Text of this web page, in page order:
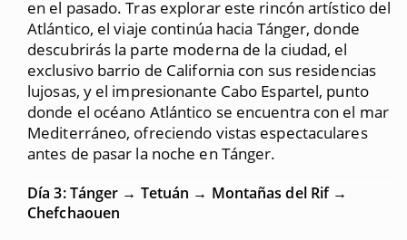
en el pasado. Tras explorar este rincón artístico del
Atlántico, el viaje continúa hacia Tánger, donde
descubrirás la parte moderna de la ciudad, el
exclusivo barrio de California con sus residencias
lujosas, y el impresionante Cabo Espartel, punto
donde el océano Atlántico se encuentra con el mar
Mediterráneo, ofreciendo vistas espectaculares
antes de pasar la noche en Tánger.
Día 3: Tánger → Tetuán → Montañas del Rif →
Chefchaouen